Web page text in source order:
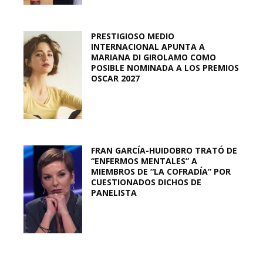
PRESTIGIOSO MEDIO
INTERNACIONAL APUNTA A
MARIANA DI GIROLAMO COMO
POSIBLE NOMINADA A LOS PREMIOS
OSCAR 2027
FRAN GARCÍA-HUIDOBRO TRATÓ DE
“ENFERMOS MENTALES” A
MIEMBROS DE “LA COFRADÍA” POR
CUESTIONADOS DICHOS DE
PANELISTA